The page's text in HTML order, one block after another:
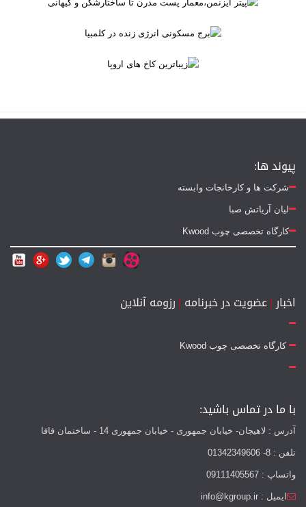
پیوند ها:
شرکت ها و کارخانجات وابسته
لیان آریاتش صبا
کارگاه تخصصی چوب Kwood
اخبار|عضویت در خبرنامه | رزومه آنلاین
کارگاه تخصصی چوب Kwood
با ما در تماس باشید:
آدرس : لاهیجان- خیابان جمهوری - خیابان جمهوری 14 - ساختمان فافا
تلفن : 8- 01342349606
واتساپ : 09111405567
ایمیل : info@kgroup.ir